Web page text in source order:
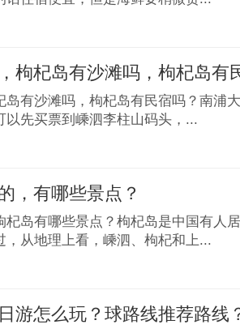
枸杞岛有沙滩吗，枸杞岛有
岛有沙滩吗，枸杞岛有民宿吗？南浦
以先买票到嵊泗李柱山码头，...
，有哪些景点？
杞岛有哪些景点？枸杞岛是中国有人
，从地理上看，嵊泗、枸杞和上...
游怎么玩？球路线推荐路线